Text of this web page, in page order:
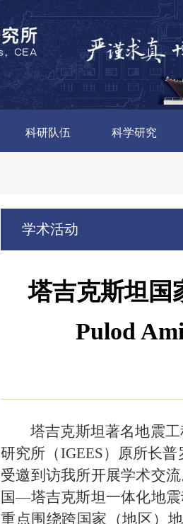
科研队伍 科学研究
学术活动
塔吉克斯坦国
Pulod
塔吉克斯坦著名地震
研究所（IGEES）原所长普
受邀到访我所开展学术交
国—塔吉克斯坦一体化地
重点围绕跨国家（地区）